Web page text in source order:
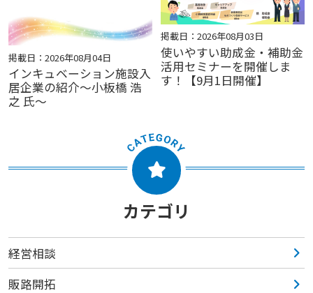
掲載日：2026年08月04日
インキュベーション施設入
居企業の紹介～小板橋 浩
之 氏～
掲載日：2026年08月03日
使いやすい助成金・補助金
活用セミナーを開催しま
す！【9月1日開催】
カテゴリ
経営相談
販路開拓